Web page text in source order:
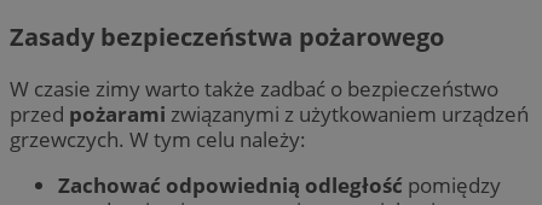
Zasady bezpieczeństwa pożarowego
W czasie zimy warto także zadbać o bezpieczeństwo
przed pożarami związanymi z użytkowaniem urządzeń
grzewczych. W tym celu należy:
Zachować odpowiednią odległość pomiędzy